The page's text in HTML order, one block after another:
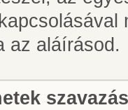
az aláírásod.